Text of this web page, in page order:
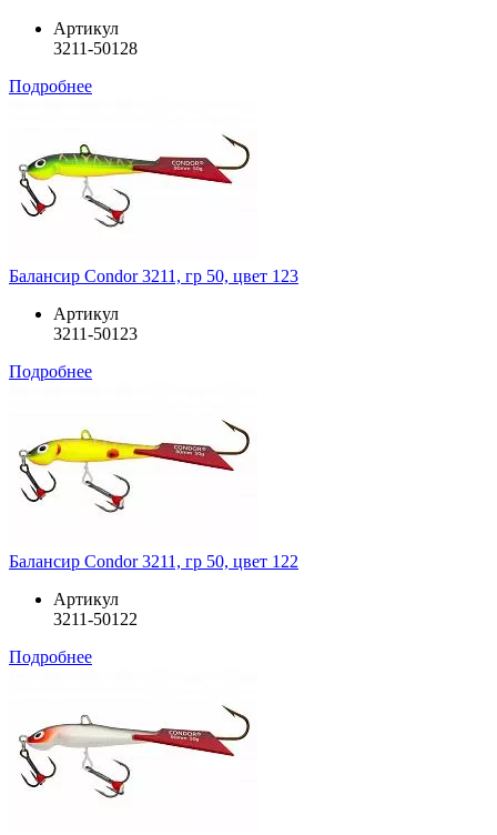
Артикул
3211-50128
Подробнее
Балансир Condor 3211, гр 50, цвет 123
Артикул
3211-50123
Подробнее
Балансир Condor 3211, гр 50, цвет 122
Артикул
3211-50122
Подробнее